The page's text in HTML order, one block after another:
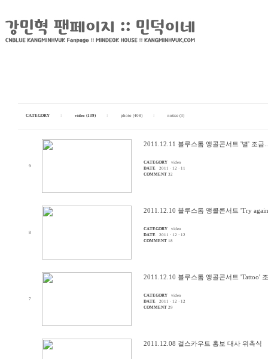
CATEGORY video (139) photo (408) notice (3)
9
2011.12.11 블루스톰 앵콜콘서트 '별' 조금..
CATEGORY video
DATE
2011 · 12 · 11
COMMENT 32
8
2011.12.10 블루스톰 앵콜콘서트 'Try
CATEGORY video
DATE
2011 · 12 · 12
COMMENT 18
7
2011.12.10 블루스톰 앵콜콘서트 'Tattoo'
CATEGORY video
DATE
2011 · 12 · 12
COMMENT 29
2011.12.08 걸스카우트 홍보 대사 위촉식